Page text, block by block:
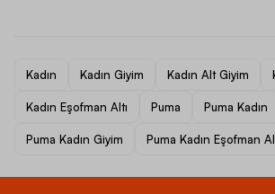
Kadın Kadın Giyim Kadın Alt Giyim
Kadın Eşofman Altı Puma Puma Kadın
Puma Kadın Giyim Puma Kadın Eşofman